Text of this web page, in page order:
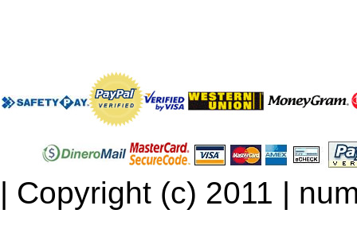
| Copyright (c) 2011 |